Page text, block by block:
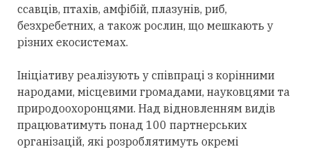
ссавців, птахів, амфібій, плазунів, риб,
безхребетних, а також рослин, що мешкають у
різних екосистемах.
Ініціативу реалізують у співпраці з корінними
народами, місцевими громадами, науковцями та
природоохоронцями. Над відновленням видів
працюватимуть понад 100 партнерських
організацій, які розроблятимуть окремі